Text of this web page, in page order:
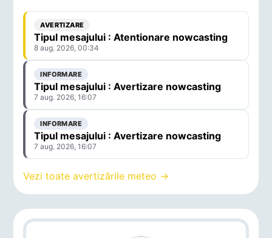
AVERTIZARE
Tipul mesajului : Atentionare nowcasting
8 aug. 2026, 00:34
INFORMARE
Tipul mesajului : Avertizare nowcasting
7 aug. 2026, 16:07
INFORMARE
Tipul mesajului : Avertizare nowcasting
7 aug. 2026, 16:07
Vezi toate avertizările meteo →